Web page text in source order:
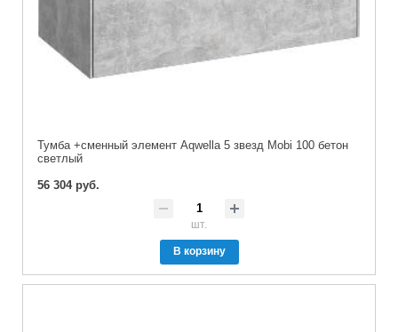
Тумба +сменный элемент Aqwella 5 звезд Mobi 100 бетон
светлый
56 304 руб.
шт.
В корзину